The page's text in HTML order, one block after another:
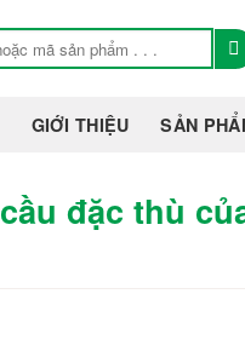
GIỚI THIỆU SẢN
đặc thù